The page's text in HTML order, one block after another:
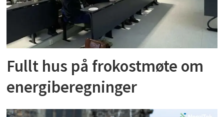
Fullt hus på frokostmøte om
energiberegninger